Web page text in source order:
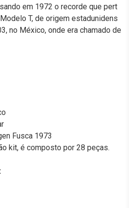
em 1972 o recorde que pert
T, de origem estadunidens
no México, onde era chamado de
Fusca 1973
kit, é composto por 28 peças.